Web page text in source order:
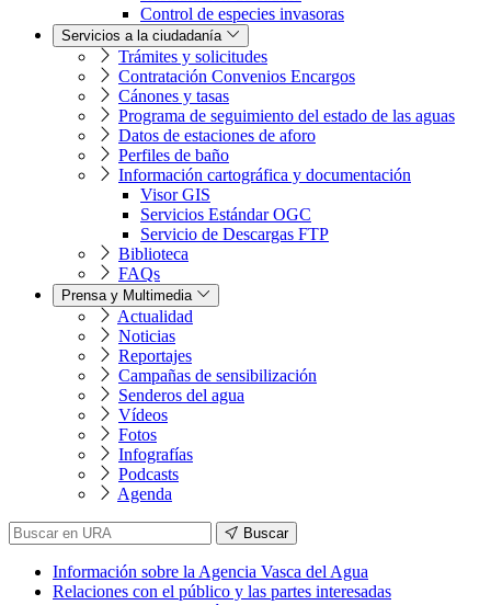
Control de especies invasoras
Servicios a la ciudadanía
Trámites y solicitudes
Contratación Convenios Encargos
Cánones y tasas
Programa de seguimiento del estado de las aguas
Datos de estaciones de aforo
Perfiles de baño
Información cartográfica y documentación
Visor GIS
Servicios Estándar OGC
Servicio de Descargas FTP
Biblioteca
FAQs
Prensa y Multimedia
Actualidad
Noticias
Reportajes
Campañas de sensibilización
Senderos del agua
Vídeos
Fotos
Infografías
Podcasts
Agenda
Buscar
Información sobre la Agencia Vasca del Agua
Relaciones con el público y las partes interesadas